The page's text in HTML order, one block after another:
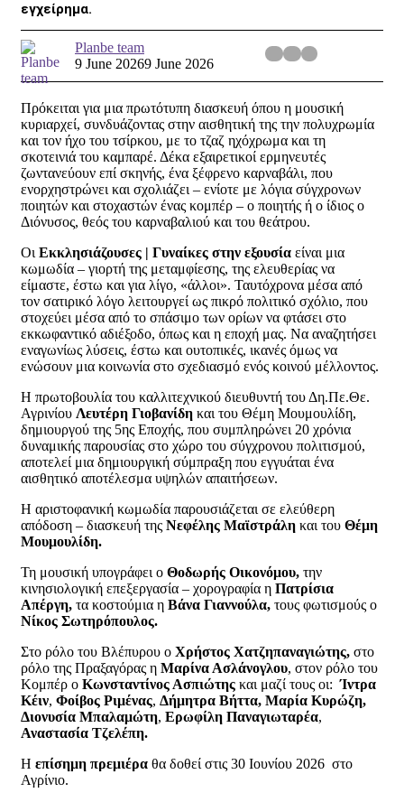
εγχείρημα.
Planbe team
9 June 20269 June 2026
Πρόκειται για μια πρωτότυπη διασκευή όπου η μουσική
κυριαρχεί, συνδυάζοντας στην αισθητική της την πολυχρωμία
και τον ήχο του τσίρκου, με το τζαζ ηχόχρωμα και τη
σκοτεινιά του καμπαρέ. Δέκα εξαιρετικοί ερμηνευτές
ζωντανεύουν επί σκηνής, ένα ξέφρενο καρναβάλι, που
ενορχηστρώνει και σχολιάζει – ενίοτε με λόγια σύγχρονων
ποιητών και στοχαστών ένας κομπέρ – ο ποιητής ή ο ίδιος ο
Διόνυσος, θεός του καρναβαλιού και του θεάτρου.
Οι Εκκλησιάζουσες | Γυναίκες στην εξουσία είναι μια
κωμωδία – γιορτή της μεταμφίεσης, της ελευθερίας να
είμαστε, έστω και για λίγο, «άλλοι». Ταυτόχρονα μέσα από
τον σατιρικό λόγο λειτουργεί ως πικρό πολιτικό σχόλιο, που
στοχεύει μέσα από το σπάσιμο των ορίων να φτάσει στο
εκκωφαντικό αδιέξοδο, όπως και η εποχή μας. Να αναζητήσει
εναγωνίως λύσεις, έστω και ουτοπικές, ικανές όμως να
ενώσουν μια κοινωνία στο σχεδιασμό ενός κοινού μέλλοντος.
Η πρωτοβουλία του καλλιτεχνικού διευθυντή του Δη.Πε.Θε.
Αγρινίου Λευτέρη Γιοβανίδη και του Θέμη Μουμουλίδη,
δημιουργού της 5ης Εποχής, που συμπληρώνει 20 χρόνια
δυναμικής παρουσίας στο χώρο του σύγχρονου πολιτισμού,
αποτελεί μια δημιουργική σύμπραξη που εγγυάται ένα
αισθητικό αποτέλεσμα υψηλών απαιτήσεων.
Η αριστοφανική κωμωδία παρουσιάζεται σε ελεύθερη
απόδοση – διασκευή της Νεφέλης Μαϊστράλη και του Θέμη
Μουμουλίδη.
Τη μουσική υπογράφει ο Θοδωρής Οικονόμου, την
κινησιολογική επεξεργασία – χορογραφία η Πατρίσια
Απέργη, τα κοστούμια η Βάνα Γιαννούλα, τους φωτισμούς ο
Νίκος Σωτηρόπουλος.
Στο ρόλο του Βλέπυρου ο Χρήστος Χατζηπαναγιώτης, στο
ρόλο της Πραξαγόρας η Μαρίνα Ασλάνογλου, στον ρόλο του
Κομπέρ ο Κωνσταντίνος Ασπιώτης και μαζί τους οι:Ίντρα
Κέιν, Φοίβος Ριμένας, Δήμητρα Βήττα, Μαρία Κυρώζη,
Διονυσία Μπαλαμώτη, Ερωφίλη Παναγιωταρέα,
Αναστασία Τζελέπη.
Η επίσημη πρεμιέρα θα δοθεί στις 30 Ιουνίου 2026 στο
Αγρίνιο.